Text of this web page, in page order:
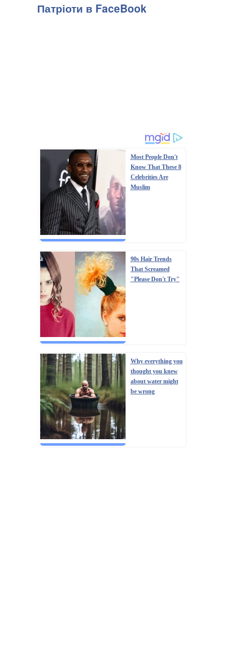
Патріоти в FaceBook
Most People Don't
Know That These 8
Celebrities Are
Muslim
90s Hair Trends
That Screamed
"Please Don't Try"
Why everything you
thought you knew
about water might
be wrong